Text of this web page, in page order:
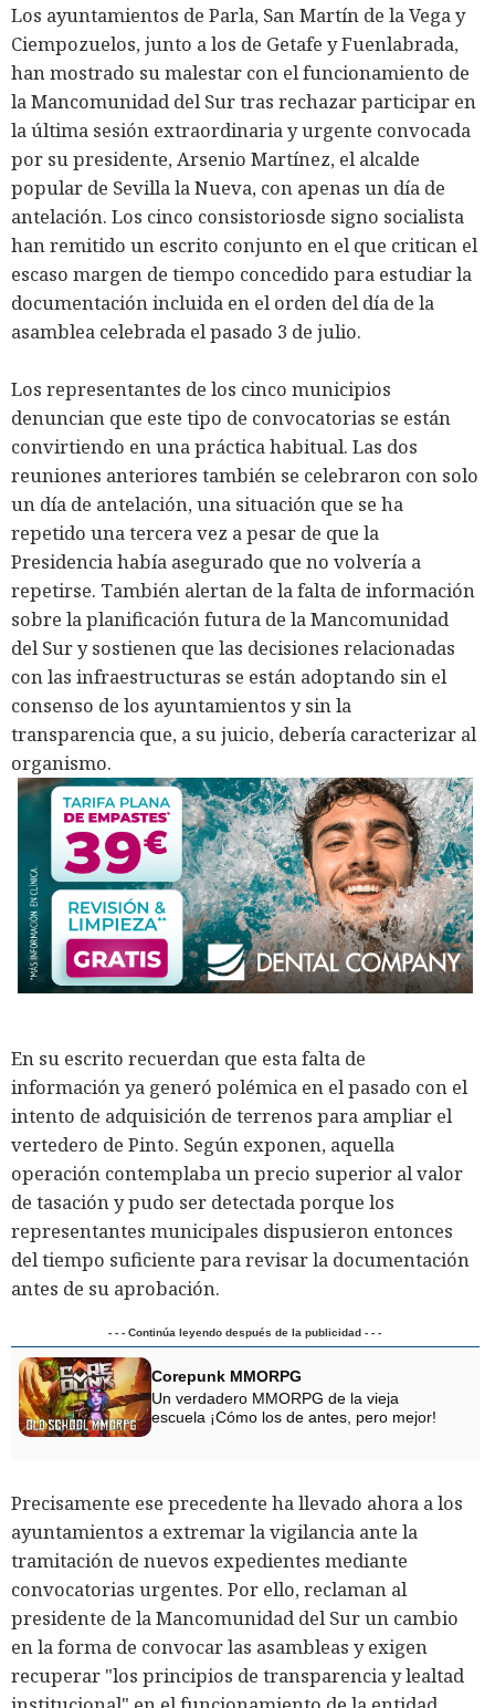
Los ayuntamientos de Parla, San Martín de la Vega y
Ciempozuelos, junto a los de Getafe y Fuenlabrada,
han mostrado su malestar con el funcionamiento de
la Mancomunidad del Sur tras rechazar participar en
la última sesión extraordinaria y urgente convocada
por su presidente, Arsenio Martínez, el alcalde
popular de Sevilla la Nueva, con apenas un día de
antelación. Los cinco consistoriosde signo socialista
han remitido un escrito conjunto en el que critican el
escaso margen de tiempo concedido para estudiar la
documentación incluida en el orden del día de la
asamblea celebrada el pasado 3 de julio.
Los representantes de los cinco municipios
denuncian que este tipo de convocatorias se están
convirtiendo en una práctica habitual. Las dos
reuniones anteriores también se celebraron con solo
un día de antelación, una situación que se ha
repetido una tercera vez a pesar de que la
Presidencia había asegurado que no volvería a
repetirse. También alertan de la falta de información
sobre la planificación futura de la Mancomunidad
del Sur y sostienen que las decisiones relacionadas
con las infraestructuras se están adoptando sin el
consenso de los ayuntamientos y sin la
transparencia que, a su juicio, debería caracterizar al
organismo.
En su escrito recuerdan que esta falta de
información ya generó polémica en el pasado con el
intento de adquisición de terrenos para ampliar el
vertedero de Pinto. Según exponen, aquella
operación contemplaba un precio superior al valor
de tasación y pudo ser detectada porque los
representantes municipales dispusieron entonces
del tiempo suficiente para revisar la documentación
antes de su aprobación.
- - - Continúa leyendo después de la publicidad - - -
Corepunk MMORPG
Un verdadero MMORPG de la vieja
escuela ¡Cómo los de antes, pero mejor!
Precisamente ese precedente ha llevado ahora a los
ayuntamientos a extremar la vigilancia ante la
tramitación de nuevos expedientes mediante
convocatorias urgentes. Por ello, reclaman al
presidente de la Mancomunidad del Sur un cambio
en la forma de convocar las asambleas y exigen
recuperar "los principios de transparencia y lealtad